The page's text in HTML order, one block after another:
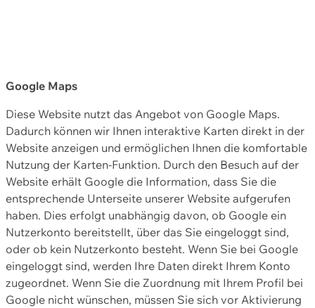
Google Maps
Diese Website nutzt das Angebot von Google Maps.
Dadurch können wir Ihnen interaktive Karten direkt in der
Website anzeigen und ermöglichen Ihnen die komfortable
Nutzung der Karten-Funktion. Durch den Besuch auf der
Website erhält Google die Information, dass Sie die
entsprechende Unterseite unserer Website aufgerufen
haben. Dies erfolgt unabhängig davon, ob Google ein
Nutzerkonto bereitstellt, über das Sie eingeloggt sind,
oder ob kein Nutzerkonto besteht. Wenn Sie bei Google
eingeloggt sind, werden Ihre Daten direkt Ihrem Konto
zugeordnet. Wenn Sie die Zuordnung mit Ihrem Profil bei
Google nicht wünschen, müssen Sie sich vor Aktivierung